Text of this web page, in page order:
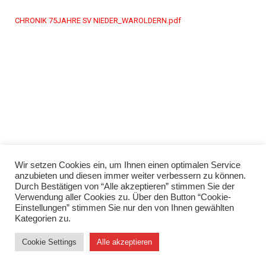
CHRONIK 75JAHRE SV NIEDER_WAROLDERN.pdf
Impressum
Wir setzen Cookies ein, um Ihnen einen optimalen Service
anzubieten und diesen immer weiter verbessern zu können.
Durch Bestätigen von “Alle akzeptieren” stimmen Sie der
Verwendung aller Cookies zu. Über den Button “Cookie-
Einstellungen” stimmen Sie nur den von Ihnen gewählten
Kategorien zu.
Cookie Settings Alle akzeptieren